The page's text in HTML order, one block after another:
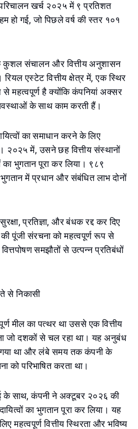
खर्च २०२५ में ९ प्रतिशत
हो गई, जो पिछले वर्ष की स्तर १०१
कुशल संचालन और वित्तीय अनुशासन
एस्टेट वित्तीय क्षेत्र में, एक स्थिर
महत्वपूर्ण है क्योंकि कंपनियां अक्सर
के साथ काम करती हैं।
का समाधान करने के लिए
२०२५ में, उसने छह वित्तीय संस्थानों
भुगतान पूरा कर लिया। ९८९
में प्रधान और संबंधित लाभ दोनों
प्रतिज्ञा, और बंधक रद्द कर दिए
पूंजी संरचना को महत्वपूर्ण रूप से
समझौतों से उत्पन्न प्रतिबंधों
से निकासी
मील का पत्थर था उससे एक वित्तीय
जो दशकों से चल रहा था। यह अनुबंध
गया था और लंबे समय तक कंपनी के
को परिभाषित करता था।
के साथ, कंपनी ने अक्टूबर २०२६ की
का भुगतान पूरा कर लिया। यह
महत्वपूर्ण वित्तीय स्थिरता और भविष्य